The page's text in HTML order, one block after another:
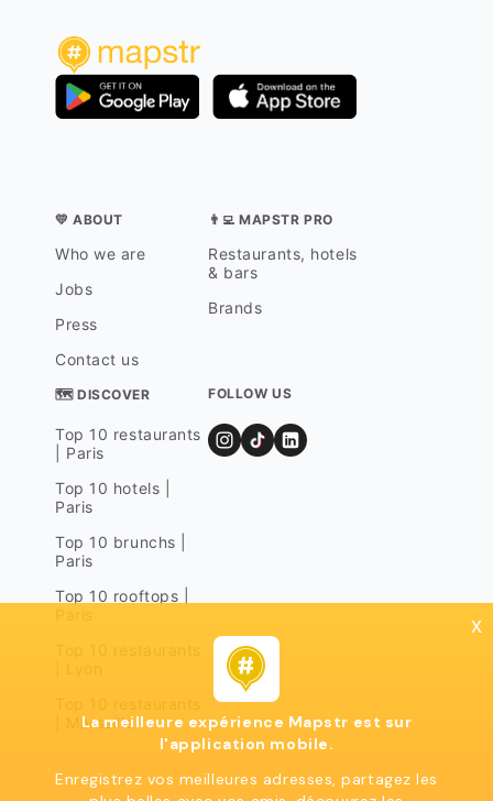
💛 ABOUT
Who we are
Jobs
Press
Contact us
👨‍💻 MAPSTR PRO
Restaurants, hotels
& bars
Brands
🗺 DISCOVER
Top 10 restaurants
| Paris
Top 10 hotels |
Paris
Top 10 brunchs |
Paris
Top 10 rooftops |
| Marseille
FOLLOW US
x
La meilleure expérience Mapstr est sur
l'application mobile.
Enregistrez vos meilleures adresses, partagez les